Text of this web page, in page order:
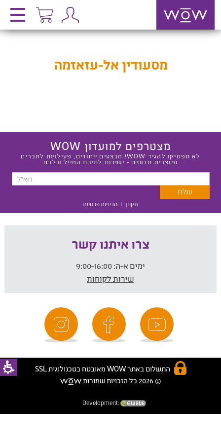
מסעודין אל-עזאזמה
מצטרפים למועדון WOW
לא תפסיקו להגיד WOW! מבצעים ייחודים, פעילויות לחברים
ומוצרים חדשים - ישירות לתיבת המייל שלכם
תקנון | מדיניות פרטיות
צרו איתנו קשר
ימים א-ה:
שירות לקוחות
התשלום באתר WOW מאובטח בטכנולוגית SSL
© 2026 כל הזכויות שמורות
Development: